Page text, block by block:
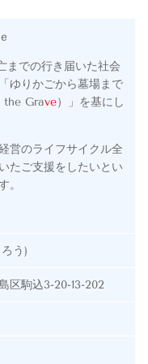
までの行き届いた社会
ゆりかごから墓場まで
Grave）」を基にし
営のライフサイクル全
たご支援をしたいとい
。
う)
区駒込3-20-13-202